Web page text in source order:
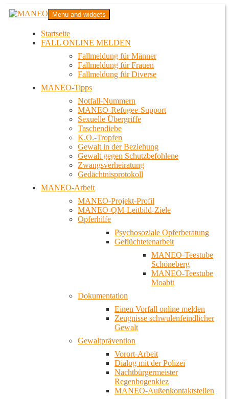
Zum
InhaltMANEO
Das schwule Anti-Gewalt-Projekt in Berlin
Menu and widgets
Startseite
FALL ONLINE MELDEN
Fallmeldung für Männer
Fallmeldung für Frauen
Fallmeldung für Diverse
MANEO-Tipps
Notfall-Nummern
MANEO-Refugee-Support
Sexuelle Übergriffe
Taschendiebe
K.O.-Tropfen
Gewalt in der Beziehung
Gewalt gegen Schutzbefohlene
Zwangsverheiratung
Gedächtnisprotokoll
MANEO-Arbeit
MANEO-Projekt-Profil
MANEO-QM-Leitbild-Ziele
Opferhilfe
Psychosoziale Opferberatung
Geflüchtetenarbeit
MANEO-Teestube
Schöneberg
MANEO-Teestube
Moabit
Dokumentation
Einen Vorfall online melden
Zeugnisse schwulenfeindlicher
Gewalt
Gewaltprävention
Vorort-Arbeit
Dialog mit der Polizei
Nachtbürgermeister
Regenbogenkiez
MANEO-Außenkontaktstellen